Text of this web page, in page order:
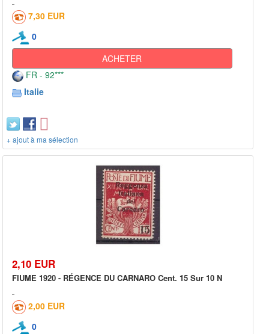
7,30 EUR
0
ACHETER
FR - 92***
Italie
+ ajout à ma sélection
2,10 EUR
FIUME 1920 - RÉGENCE DU CARNARO Cent. 15 Sur 10 N
2,00 EUR
0